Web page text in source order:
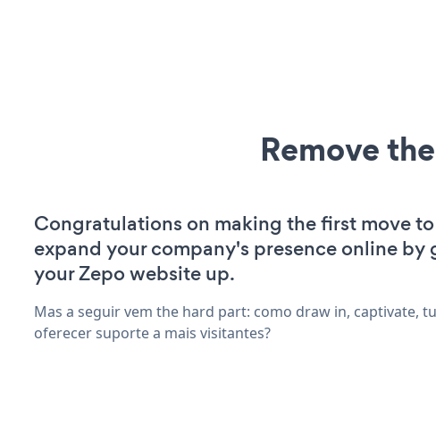
Remove
Congratulations on making the first move to
expand your company's presence online by
your Zepo website up.
Mas a seguir vem the hard part: como draw in, captivate,
oferecer suporte a mais visitantes?